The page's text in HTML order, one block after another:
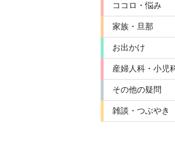
ココロ・悩み
家族・旦那
お出かけ
産婦人科・小児
その他の疑問
雑談・つぶやき